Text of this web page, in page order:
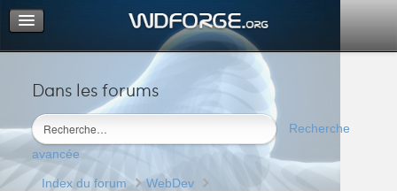
Dans les forums
Recherche
avancée
Portail
Index du forum
M’enregistrer
Connexion
Index du forum WebDev